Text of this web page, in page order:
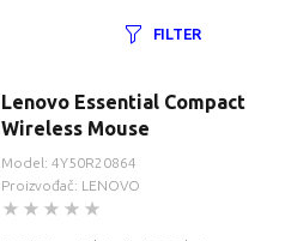
FILTER
Lenovo Essential Compact
Wireless Mouse
Model: 4Y50R20864
Proizvođač: LENOVO